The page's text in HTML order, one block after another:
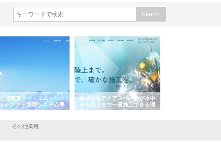
社東京シー・エム・シー
インフラ管理システム導
ット
株式会社アクアスペースが水中
から陸上まで一貫施工できる理
由
その他業種